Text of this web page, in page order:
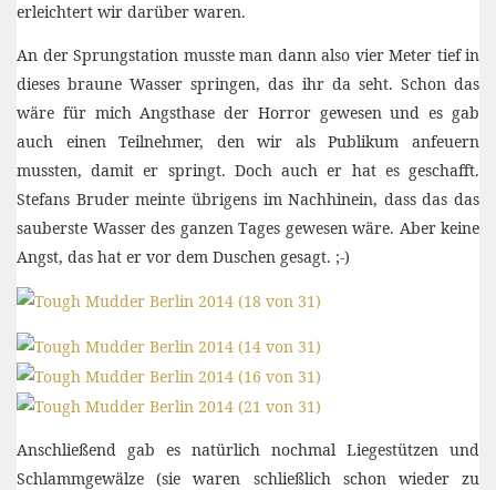
erleichtert wir darüber waren.
An der Sprungstation musste man dann also vier Meter tief in
dieses braune Wasser springen, das ihr da seht. Schon das
wäre für mich Angsthase der Horror gewesen und es gab
auch einen Teilnehmer, den wir als Publikum anfeuern
mussten, damit er springt. Doch auch er hat es geschafft.
Stefans Bruder meinte übrigens im Nachhinein, dass das das
sauberste Wasser des ganzen Tages gewesen wäre. Aber keine
Angst, das hat er vor dem Duschen gesagt. ;-)
Anschließend gab es natürlich nochmal Liegestützen und
Schlammgewälze (sie waren schließlich schon wieder zu